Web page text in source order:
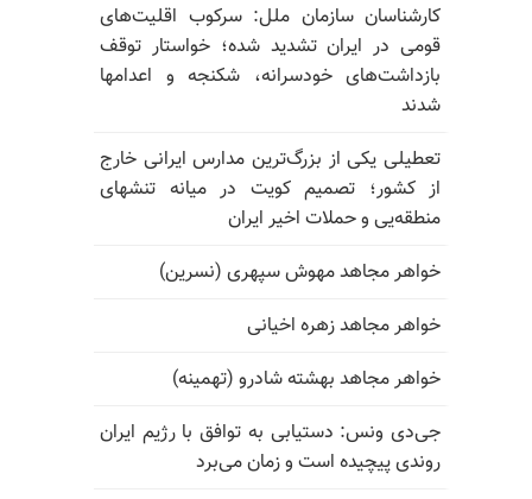
کارشناسان سازمان ملل: سرکوب اقلیت‌های
قومی در ایران تشدید شده؛ خواستار توقف
بازداشت‌های خودسرانه، شکنجه و اعدامها
شدند
تعطیلی یکی از بزرگ‌ترین مدارس ایرانی خارج
از کشور؛ تصمیم کویت در میانه تنشهای
منطقه‌یی و حملات اخیر ایران
خواهر مجاهد مهوش سپهری (نسرین)
خواهر مجاهد زهره اخیانی
خواهر مجاهد بهشته شادرو (تهمینه)
جی‌دی ونس: دستیابی به توافق با رژیم ایران
روندی پیچیده است و زمان می‌برد